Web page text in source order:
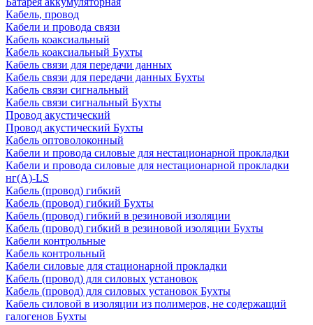
Кабель, провод
Кабели и провода связи
Кабель коаксиальный
Кабель коаксиальный Бухты
Кабель связи для передачи данных
Кабель связи для передачи данных Бухты
Кабель связи сигнальный
Кабель связи сигнальный Бухты
Провод акустический
Провод акустический Бухты
Кабель оптоволоконный
Кабели и провода силовые для нестационарной прокладки
Кабели и провода силовые для нестационарной прокладки
нг(А)-LS
Кабель (провод) гибкий
Кабель (провод) гибкий Бухты
Кабель (провод) гибкий в резиновой изоляции
Кабель (провод) гибкий в резиновой изоляции Бухты
Кабели контрольные
Кабель контрольный
Кабели силовые для стационарной прокладки
Кабель (провод) для силовых установок
Кабель (провод) для силовых установок Бухты
Кабель силовой в изоляции из полимеров, не содержащий
галогенов Бухты